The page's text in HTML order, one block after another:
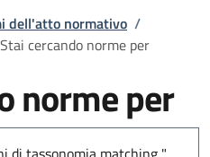
dell'atto normativo /
Stai cercando norme per
norme per